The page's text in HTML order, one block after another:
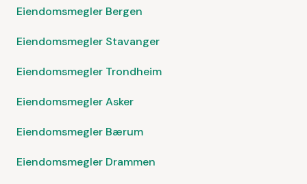
Eiendomsmegler Bergen
Eiendomsmegler Stavanger
Eiendomsmegler Trondheim
Eiendomsmegler Asker
Eiendomsmegler Bærum
Eiendomsmegler Drammen